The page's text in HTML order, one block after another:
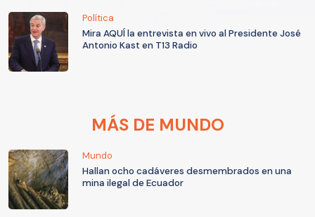
Política
Mira AQUÍ la entrevista en vivo al Presidente José
Antonio Kast en T13 Radio
MÁS DE MUNDO
Mundo
Hallan ocho cadáveres desmembrados en una
mina ilegal de Ecuador